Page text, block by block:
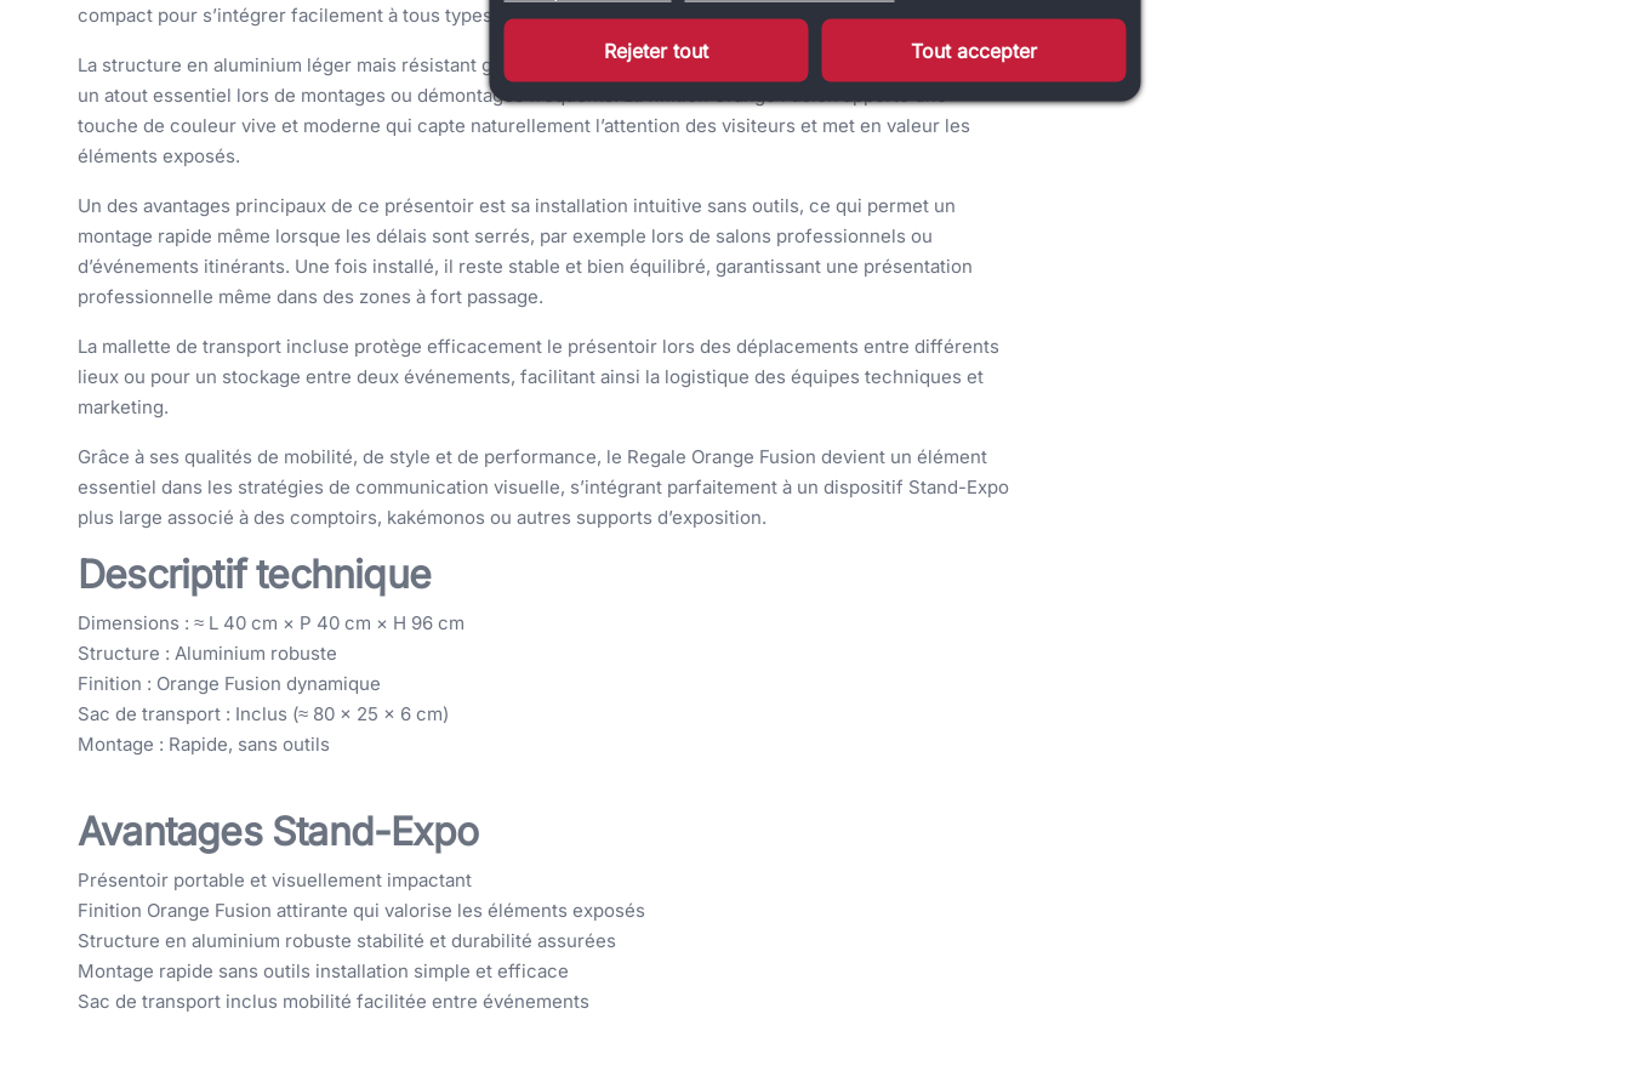
compact pour s’intégrer facilement à tous types d’espaces Stand-Expo.
La structure en aluminium léger mais résistant garantit une excellente solidité et une manipulation aisée —
un atout essentiel lors de montages ou démontages fréquents. La finition Orange Fusion apporte une
touche de couleur vive et moderne qui capte naturellement l’attention des visiteurs et met en valeur les
éléments exposés.
Un des avantages principaux de ce présentoir est sa installation intuitive sans outils, ce qui permet un
montage rapide même lorsque les délais sont serrés, par exemple lors de salons professionnels ou
d’événements itinérants. Une fois installé, il reste stable et bien équilibré, garantissant une présentation
professionnelle même dans des zones à fort passage.
La mallette de transport incluse protège efficacement le présentoir lors des déplacements entre différents
lieux ou pour un stockage entre deux événements, facilitant ainsi la logistique des équipes techniques et
marketing.
Grâce à ses qualités de mobilité, de style et de performance, le Regale Orange Fusion devient un élément
essentiel dans les stratégies de communication visuelle, s’intégrant parfaitement à un dispositif Stand-Expo
plus large associé à des comptoirs, kakémonos ou autres supports d’exposition.
Descriptif technique
Dimensions : ≈ L 40 cm × P 40 cm × H 96 cm
Structure : Aluminium robuste
Finition : Orange Fusion dynamique
Sac de transport : Inclus (≈ 80 × 25 × 6 cm)
Montage : Rapide, sans outils
Avantages Stand-Expo
Présentoir portable et visuellement impactant
Finition Orange Fusion attirante qui valorise les éléments exposés
Structure en aluminium robuste stabilité et durabilité assurées
Montage rapide sans outils installation simple et efficace
Sac de transport inclus mobilité facilitée entre événements
Rejeter tout Tout accepter